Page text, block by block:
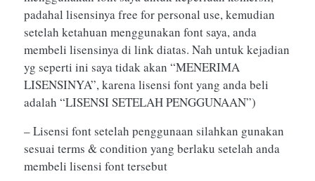
padahal lisensinya free for personal use, kemudian
setelah ketahuan menggunakan font saya, anda
membeli lisensinya di link diatas. Nah untuk kejadian
yg seperti ini saya tidak akan “MENERIMA
LISENSINYA”, karena lisensi font yang anda beli
adalah “LISENSI SETELAH PENGGUNAAN”)
– Lisensi font setelah penggunaan silahkan gunakan
sesuai terms & condition yang berlaku setelah anda
membeli lisensi font tersebut